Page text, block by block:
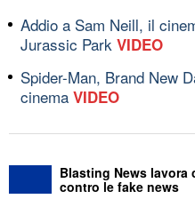
Addio a Sam Neill, il
Jurassic Park VIDEO
Spider-Man, Brand New
cinema VIDEO
Blasting News lavora
contro le fake news